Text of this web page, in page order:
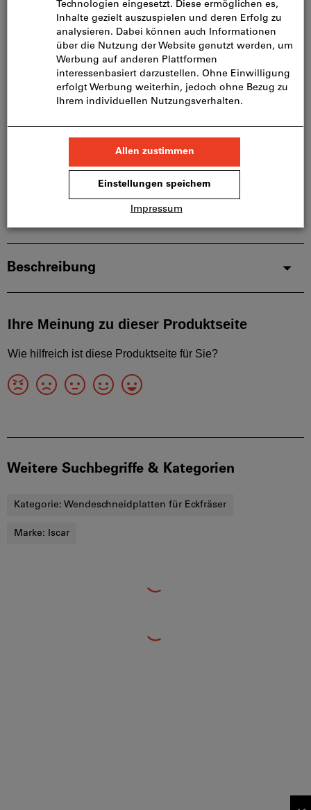
Lieferung in 3 - 4 Arbeitstagen
Bitte beachten Sie die Lieferzeit und eingeschränkte
Beratung:
Diesen Artikel bestellen wir für Sie direkt beim
Hersteller, da er nicht Bestandteil unseres
Artikel merken Artikel teilen
Beschreibung
Weitere Suchbegriffe & Kategorien
Kategorie: Wendeschneidplatten für Eckfräser
Marke: Iscar